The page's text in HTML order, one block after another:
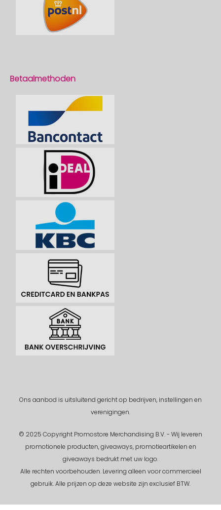
Betaalmethoden
Ons aanbod is uitsluitend gericht op bedrijven, instellingen en
verenigingen.
© 2025 Copyright Promostore Merchandising B.V. - Wij leveren
promotionele producten, giveaways, promotieartikelen en
giveaways bedrukt met uw logo.
Alle rechten voorbehouden.Levering alleen voor commercieel
gebruik. Alle prijzen op deze website zijn exclusief BTW.